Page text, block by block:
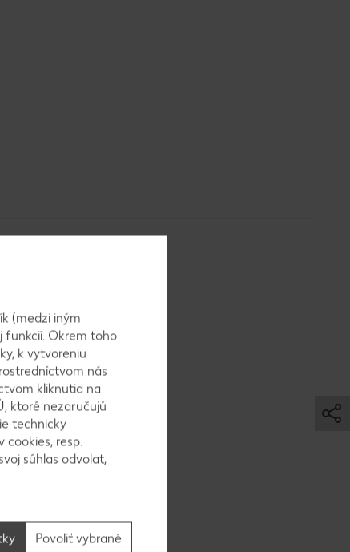
na
(medzi iným
funkcií. Okrem toho
k vytvoreniu
nás
kliknutia na
ktoré nezaručujú
technicky
resp.
súhlas odvolať,
Povoliť vybrané